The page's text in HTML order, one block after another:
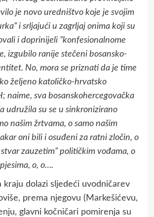
je novo uredništvo koje je svojim
i srljajući u zagrljaj onima koji su
i doprinijeli ”konfesionalnome
izgubilo ranije stečeni bosansko-
No, mora se priznati da je time
željeno katoličko-hrvatsko
naime, sva bosanskohercegovačka
udružila su se u sinkronizirano
našim žrtvama, o samo našim
oni bili i osuđeni za ratni zločin, o
stvar zauzetim” političkim vođama, o
o, o….
kraju dolazi sljedeći uvodničarev
prema njegovu (Markešićevu,
glavni kočničari pomirenja su